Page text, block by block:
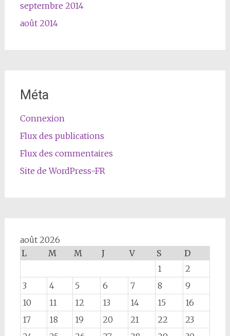
septembre 2014
août 2014
Méta
Connexion
Flux des publications
Flux des commentaires
Site de WordPress-FR
août 2026
L
M M J V S
D
1
2
3
4 5 6 7 8
9
10
11 12 13 14 15
16
17
18 19 20 21 22
23